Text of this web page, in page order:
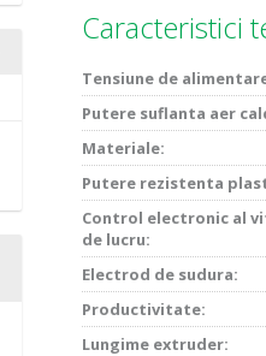
Caracteristici
Tensiune de
Putere suflanta aer
Materiale:
Putere rezistenta
Control electronic al
de lucru:
Electrod de sudura:
Productivitate:
Lungime extruder: